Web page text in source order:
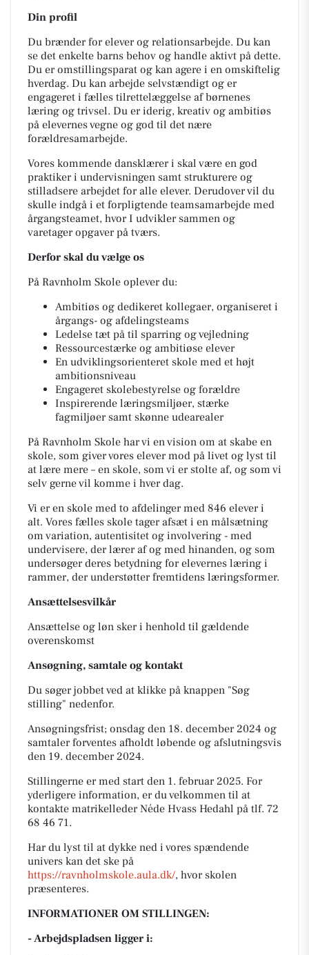
Din profil
Du brænder for elever og relationsarbejde. Du kan
se det enkelte barns behov og handle aktivt på dette.
Du er omstillingsparat og kan agere i en omskiftelig
hverdag. Du kan arbejde selvstændigt og er
engageret i fælles tilrettelæggelse af børnenes
læring og trivsel. Du er iderig, kreativ og ambitiøs
på elevernes vegne og god til det nære
forældresamarbejde.
Vores kommende dansklærer i skal være en god
praktiker i undervisningen samt strukturere og
stilladsere arbejdet for alle elever. Derudover vil du
skulle indgå i et forpligtende teamsamarbejde med
årgangsteamet, hvor I udvikler sammen og
varetager opgaver på tværs.
Derfor skal du vælge os
På Ravnholm Skole oplever du:
Ambitiøs og dedikeret kollegaer, organiseret i
årgangs- og afdelingsteams
Ledelse tæt på til sparring og vejledning
Ressourcestærke og ambitiøse elever
En udviklingsorienteret skole med et højt
ambitionsniveau
Engageret skolebestyrelse og forældre
Inspirerende læringsmiljøer, stærke
fagmiljøer samt skønne udearealer
På Ravnholm Skole har vi en vision om at skabe en
skole, som giver vores elever mod på livet og lyst til
at lære mere – en skole, som vi er stolte af, og som vi
selv gerne vil komme i hver dag.
Vi er en skole med to afdelinger med 846 elever i
alt. Vores fælles skole tager afsæt i en målsætning
om variation, autentisitet og involvering - med
undervisere, der lærer af og med hinanden, og som
undersøger deres betydning for elevernes læring i
rammer, der understøtter fremtidens læringsformer.
Ansættelsesvilkår
Ansættelse og løn sker i henhold til gældende
overenskomst
Ansøgning, samtale og kontakt
Du søger jobbet ved at klikke på knappen "Søg
stilling" nedenfor.
Ansøgningsfrist; onsdag den 18. december 2024 og
samtaler forventes afholdt løbende og afslutningsvis
den 19. december 2024.
Stillingerne er med start den 1. februar 2025. For
yderligere information, er du velkommen til at
kontakte matrikelleder Néde Hvass Hedahl på tlf. 72
68 46 71.
Har du lyst til at dykke ned i vores spændende
univers kan det ske på
https://ravnholmskole.aula.dk/, hvor skolen
præsenteres.
INFORMATIONER OM STILLINGEN:
- Arbejdspladsen ligger i: